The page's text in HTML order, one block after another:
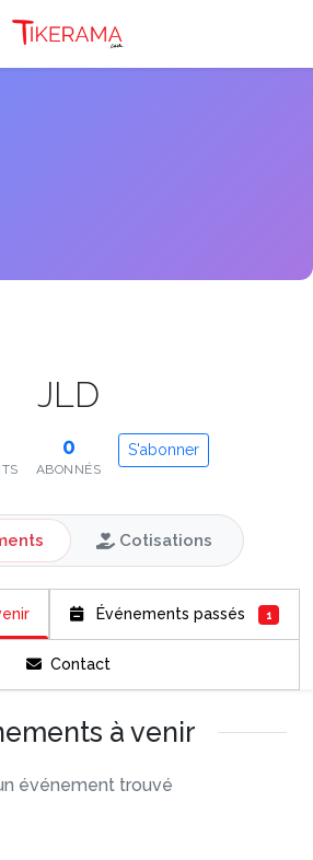
JLD
0
ABONNÉS
S'abonner
Cotisations
Événements passés 1
Contact
à venir
événement trouvé